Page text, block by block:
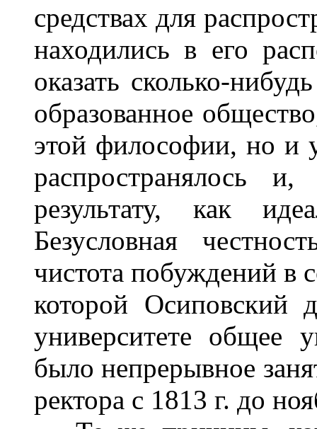
средствах для
находились в его
оказать сколько-
образованное
этой философии, но и
распространялось
результату, как
Безусловная
чистота побуждений в
которой Осиповский
университете общее
было непрерывное
ректора с 1813 г. до